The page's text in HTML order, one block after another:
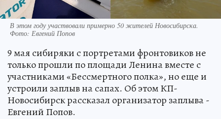
В этом году участвовали примерно 50 жителей Новосибирска.
Фото: Евгений Попов
9 мая сибиряки с портретами фронтовиков не
только прошли по площади Ленина вместе с
участниками «Бессмертного полка», но еще и
устроили заплыв на сапах. Об этом КП-
Новосибирск рассказал организатор заплыва -
Евгений Попов.